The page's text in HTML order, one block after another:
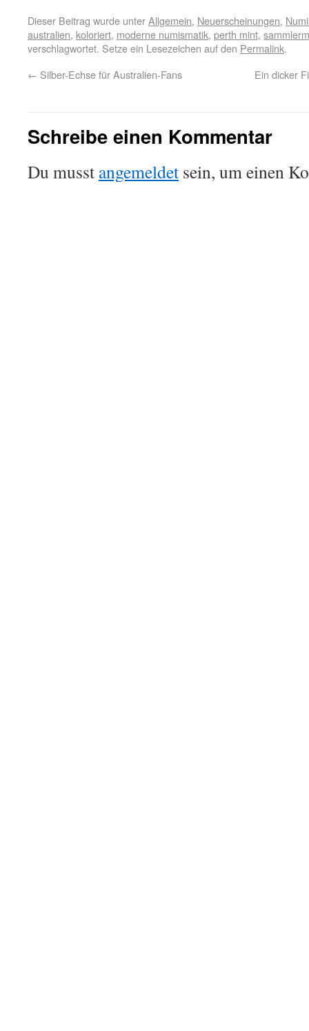
Dieser Beitrag wurde unterAllgemein, Neuerscheinungen,
australien, koloriert, moderne numismatik, perth mint,
verschlagwortet. Setze ein Lesezeichen auf den Permalink.
← Silber-Echse für Australien-Fans Ein dicker
Schreibe einen Kommentar
Du musst angemeldet sein, um einen